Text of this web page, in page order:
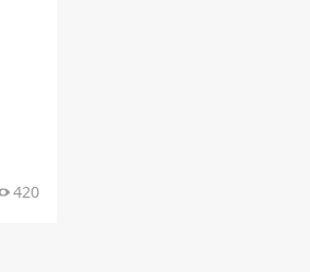
420